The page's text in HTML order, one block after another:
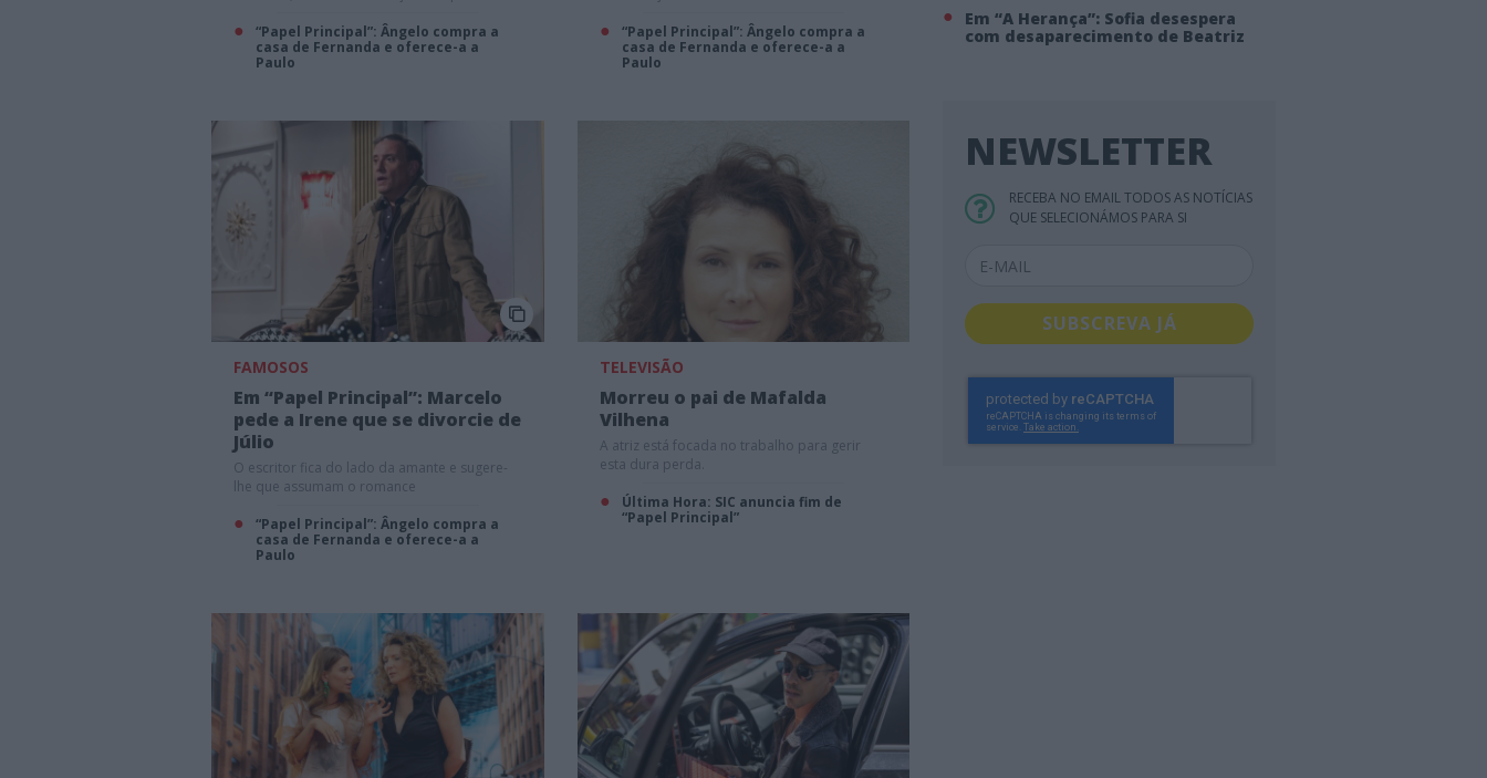
“Papel Principal”: Ângelo compra a
casa de Fernanda e oferece-a a
Paulo
“Papel Principal”: Ângelo compra a
casa de Fernanda e oferece-a a
Paulo
FAMOSOS
Em “Papel Principal”: Marcelo
pede a Irene que se divorcie de
Júlio
O escritor fica do lado da amante e sugere-
lhe que assumam o romance
“Papel Principal”: Ângelo compra a
casa de Fernanda e oferece-a a
Paulo
TELEVISÃO
Morreu o pai de Mafalda
Vilhena
A atriz está focada no trabalho para gerir
esta dura perda.
Última Hora: SIC anuncia fim de
“Papel Principal”
Em “A Herança”: Sofia desespera
com desaparecimento de Beatriz
NEWSLETTER
RECEBA NO EMAIL TODOS AS NOTÍCIAS
QUE SELECIONÁMOS PARA SI
SUBSCREVA JÁ